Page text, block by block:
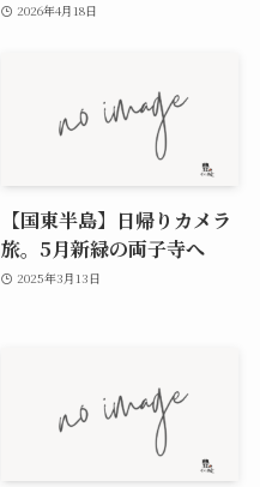
2026年4月18日
【国東半島】日帰りカメラ
旅。5月新緑の両子寺へ
2025年3月13日